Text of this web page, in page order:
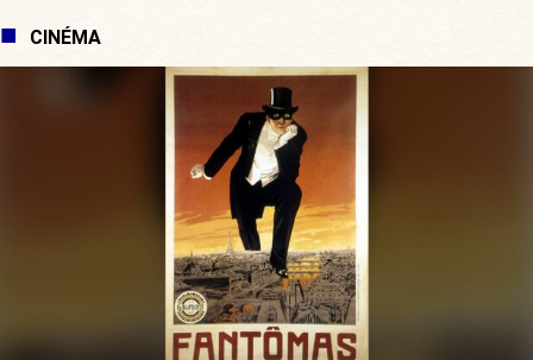
CINÉMA